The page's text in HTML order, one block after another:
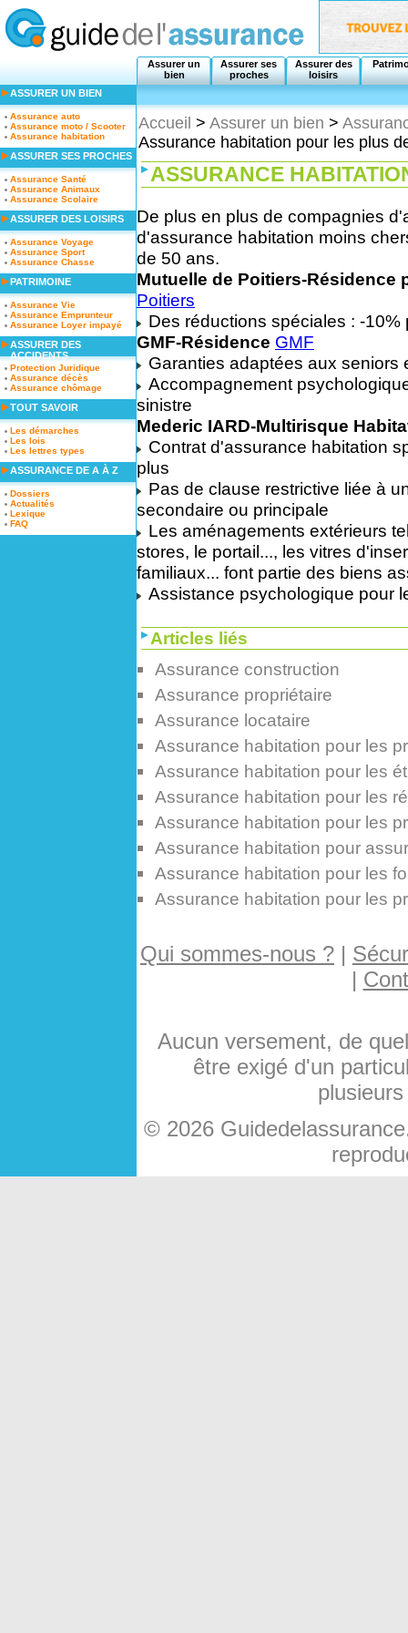
Assurer un
bien
Assurer ses
proches
Assurer des
loisirs
Accueil > Assurer un bien >
Assurance habitation pour les plus
ASSURANCE
De plus en plus de compagnies
d'assurance habitation moins
de 50 ans.
Mutuelle de Poitiers-Résidence
Poitiers
Des réductions spéciales : -10%
GMF-Résidence GMF
Garanties adaptées aux seniors
Accompagnement
sinistre
Mederic IARD-Multirisque
Contrat d'assurance habitation
plus
Pas de clause restrictive liée à
secondaire ou principale
Les aménagements extérieurs
stores, le portail..., les vitres
familiaux... font partie des biens
Assistance psychologique pour
Articles liés
Assurance construction
Assurance propriétaire
Assurance locataire
Assurance habitation pour les
Assurance habitation pour les
Assurance habitation pour les
Assurance habitation pour les
Assurance habitation pour
Assurance habitation pour les
Assurance habitation pour les
ASSURER UN BIEN
Assurance auto
Assurance moto / Scooter
Assurance habitation
ASSURER SES PROCHES
Assurance Santé
Assurance Animaux
Assurance Scolaire
ASSURER DES LOISIRS
Assurance Voyage
Assurance Sport
Assurance Chasse
PATRIMOINE
Assurance Vie
Assurance Emprunteur
Assurance Loyer impayé
ASSURER DES
ACCIDENTS
Protection Juridique
Assurance décès
Assurance chômage
TOUT SAVOIR
Les démarches
Les lois
Les lettres types
ASSURANCE DE A À Z
Dossiers
Actualités
Lexique
FAQ
Qui sommes-nous ? |
|
Aucun versement, de
être exigé d'un
© 2026